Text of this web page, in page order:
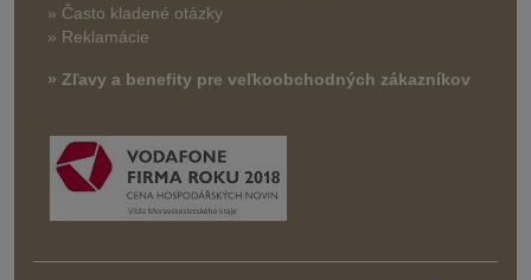
» Často kladené otázky
» Reklamácie
» Zľavy a benefity pre veľkoobchodných zákazníkov